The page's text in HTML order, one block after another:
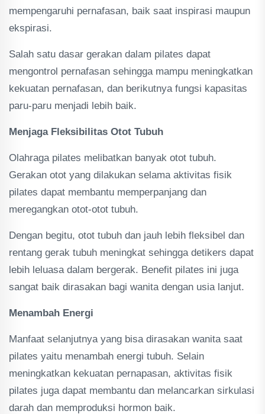
mempengaruhi pernafasan, baik saat inspirasi maupun
ekspirasi.
Salah satu dasar gerakan dalam pilates dapat
mengontrol pernafasan sehingga mampu meningkatkan
kekuatan pernafasan, dan berikutnya fungsi kapasitas
paru-paru menjadi lebih baik.
Menjaga Fleksibilitas Otot Tubuh
Olahraga pilates melibatkan banyak otot tubuh.
Gerakan otot yang dilakukan selama aktivitas fisik
pilates dapat membantu memperpanjang dan
meregangkan otot-otot tubuh.
Dengan begitu, otot tubuh dan jauh lebih fleksibel dan
rentang gerak tubuh meningkat sehingga detikers dapat
lebih leluasa dalam bergerak. Benefit pilates ini juga
sangat baik dirasakan bagi wanita dengan usia lanjut.
Menambah Energi
Manfaat selanjutnya yang bisa dirasakan wanita saat
pilates yaitu menambah energi tubuh. Selain
meningkatkan kekuatan pernapasan, aktivitas fisik
pilates juga dapat membantu dan melancarkan sirkulasi
darah dan memproduksi hormon baik.